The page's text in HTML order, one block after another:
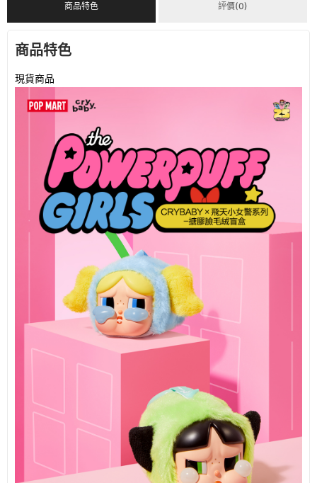
商品特色 評價(0)
商品特色
現貨商品